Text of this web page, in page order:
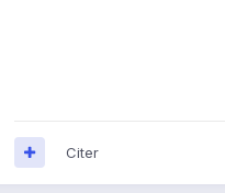
Citer